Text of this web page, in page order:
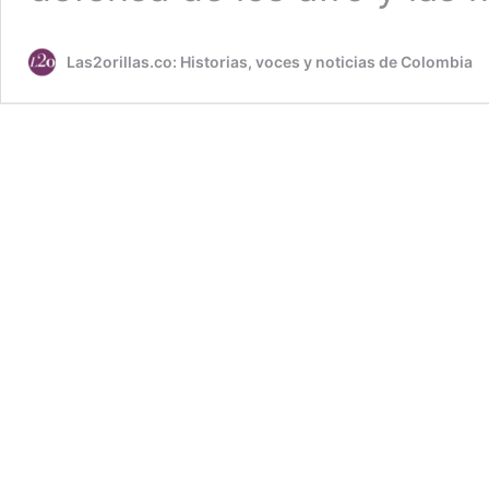
Las2orillas.co: Historias, voces y noticias de Colombia